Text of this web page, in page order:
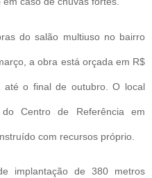
do salão multiuso no bairro
a obra está orçada em R$
o final de outubro. O local
Centro de Referência em
com recursos próprio.
implantação de 380 metros